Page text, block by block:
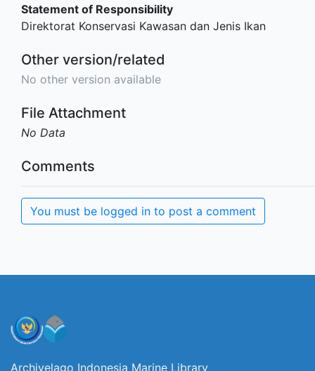
Statement of Responsibility
Direktorat Konservasi Kawasan dan Jenis Ikan
Other version/related
No other version available
File Attachment
No Data
Comments
You must be logged in to post a comment
Archivelago Indonesia Marine Library